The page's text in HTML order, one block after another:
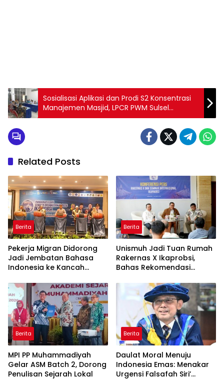
Sosialisasi Aplikasi dan Prodi S2 Konsentrasi
Manajemen Masjid, LPCR PWM Sulsel
Sambangi PDM Pangkep dan Maros
Related Posts
Berita
Pekerja Migran Didorong
Jadi Jembatan Bahasa
Indonesia ke Kancah
Berita
Unismuh Jadi Tuan Rumah
Rakernas X Ikaprobsi,
Bahas Rekomendasi
Indonesia di Tingkat
Global
Berita
MPI PP Muhammadiyah
Gelar ASM Batch 2, Dorong
Penulisan Sejarah Lokal
Berita
Daulat Moral Menuju
Indonesia Emas: Menakar
Urgensi Falsafah Siri’